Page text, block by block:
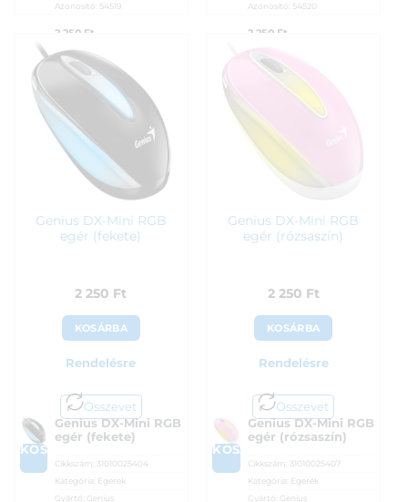
Azonosító: 54519
2 250 Ft
Azonosító: 54520
2 250 Ft
Genius DX-Mini RGB
egér (fekete)
2 250 Ft
KOSÁRBA
Rendelésre
Összevet
KOSÁRBA
Genius DX-Mini RGB
egér (fekete)
Cikkszám: 31010025404
Kategória:
Egerek
Gyártó: Genius
Genius DX-Mini RGB
egér (rózsaszín)
2 250 Ft
KOSÁRBA
Rendelésre
Összevet
KOSÁRBA
Genius DX-Mini RGB
egér (rózsaszín)
Cikkszám: 31010025407
Kategória:
Egerek
Gyártó: Genius